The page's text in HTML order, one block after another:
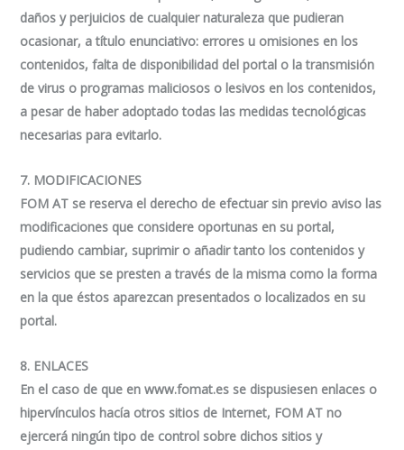
daños y perjuicios de cualquier naturaleza que pudieran
ocasionar, a título enunciativo: errores u omisiones en los
contenidos, falta de disponibilidad del portal o la transmisión
de virus o programas maliciosos o lesivos en los contenidos,
a pesar de haber adoptado todas las medidas tecnológicas
necesarias para evitarlo.
7. MODIFICACIONES
FOM AT se reserva el derecho de efectuar sin previo aviso las
modificaciones que considere oportunas en su portal,
pudiendo cambiar, suprimir o añadir tanto los contenidos y
servicios que se presten a través de la misma como la forma
en la que éstos aparezcan presentados o localizados en su
portal.
8. ENLACES
En el caso de que en www.fomat.es se dispusiesen enlaces o
hipervínculos hacía otros sitios de Internet, FOM AT no
ejercerá ningún tipo de control sobre dichos sitios y